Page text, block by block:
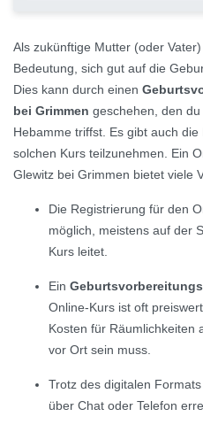
Als zukünftige Mutter (oder
Bedeutung, sich gut auf die
Dies kann durch einen
bei Grimmen geschehen, den
Hebamme triffst. Es gibt auch
solchen Kurs teilzunehmen. Ein
Glewitz bei Grimmen bietet viele
Die Registrierung für den
möglich, meistens auf der
Kurs leitet.
Ein
Online-Kurs ist oft
Kosten für Räumlichkeiten
vor Ort sein muss.
Trotz des digitalen
über Chat oder Telefon